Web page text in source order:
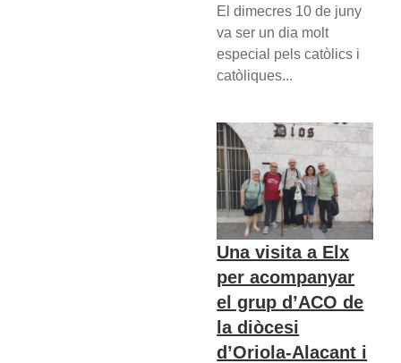
El dimecres 10 de juny
va ser un dia molt
especial pels catòlics i
catòliques...
Una visita a Elx
per acompanyar
el grup d’ACO de
la diòcesi
d’Oriola-Alacant i